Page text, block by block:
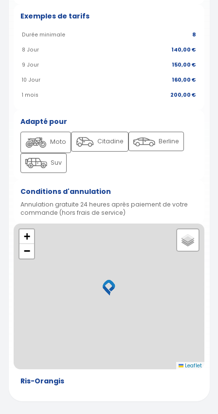
Exemples de tarifs
Durée minimale 8
8 Jour 140,00 €
9 Jour 150,00 €
10 Jour 160,00 €
1 mois 200,00 €
Adapté pour
Moto Citadine Berline
Suv
Conditions d'annulation
Annulation gratuite 24 heures après paiement de votre
commande (hors frais de service)
+
−
Leaflet
Ris-Orangis